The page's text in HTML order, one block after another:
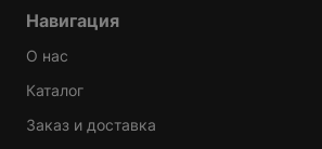
Навигация
О нас
Каталог
Заказ и доставкаоформлении заказа.